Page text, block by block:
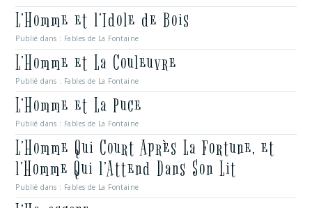
L’Homme et l’Idole de Bois
Publié dans : Fables de La Fontaine
L’Homme et La Couleuvre
Publié dans : Fables de La Fontaine
L’Homme et La Puce
Publié dans : Fables de La Fontaine
L’Homme Qui Court Après La Fortune, et
l’Homme Qui l’Attend Dans Son Lit
Publié dans : Fables de La Fontaine